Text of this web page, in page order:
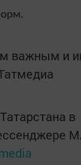
важным и
в